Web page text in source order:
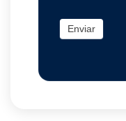
Enviar